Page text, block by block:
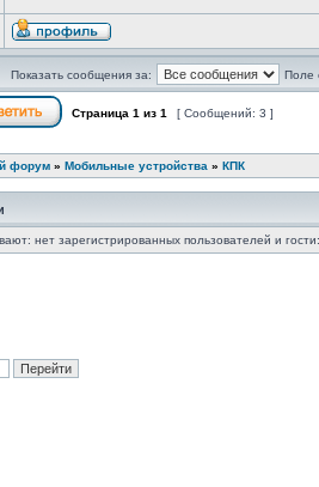
Показать сообщения за: Поле
Страница 1 из 1 [ Сообщений: 3 ]
форум » Мобильные устройства » КПК
нет зарегистрированных пользователей и